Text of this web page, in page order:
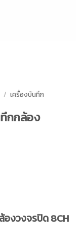
/ เครื่องบันทึก
กกล้อง
งวงจรปิด 8CH